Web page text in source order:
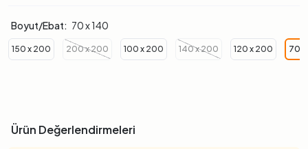
Boyut/Ebat: 70 x 140
150 x 200 200 x 200 100 x 200 140 x 200 120 x 200 70 x
Ürün Değerlendirmeleri